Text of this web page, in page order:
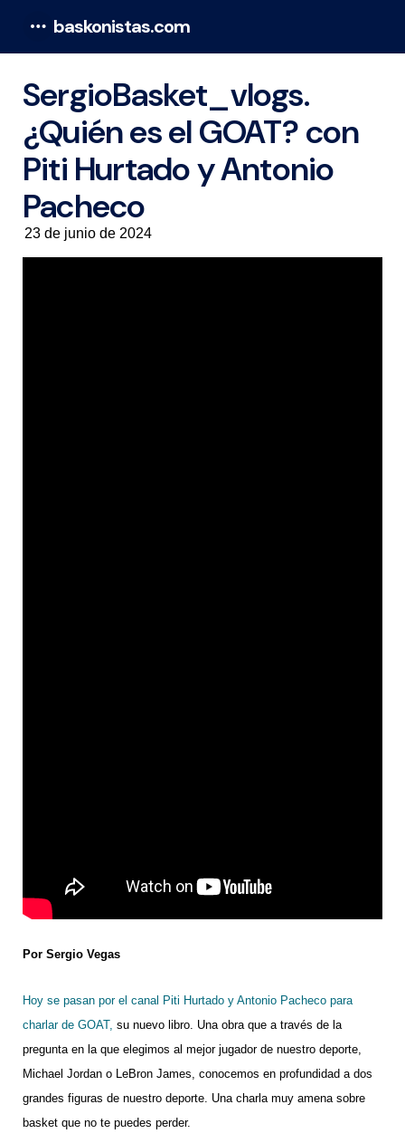
baskonistas.com
SergioBasket_vlogs.
¿Quién es el GOAT? con
Piti Hurtado y Antonio
Pacheco
23 de junio de 2024
Por Sergio Vegas
Hoy se pasan por el canal Piti Hurtado y Antonio Pacheco para
charlar de GOAT, su nuevo libro. Una obra que a través de la
pregunta en la que elegimos al mejor jugador de nuestro deporte,
Michael Jordan o LeBron James, conocemos en profundidad a dos
grandes figuras de nuestro deporte. Una charla muy amena sobre
basket que no te puedes perder.